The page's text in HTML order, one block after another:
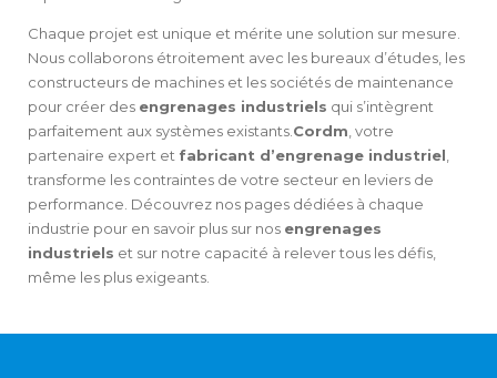
Chaque projet est unique et mérite une solution sur mesure.
Nous collaborons étroitement avec les bureaux d’études, les
constructeurs de machines et les sociétés de maintenance
pour créer des engrenages industriels qui s’intègrent
parfaitement aux systèmes existants. Cordm , votre
partenaire expert et fabricant d’engrenage industriel
transforme les contraintes de votre secteur en leviers de
performance. Découvrez nos pages dédiées à chaque
industrie pour en savoir plus sur nos engrenages
industriels et sur notre capacité à relever tous les défis,
même les plus exigeants.